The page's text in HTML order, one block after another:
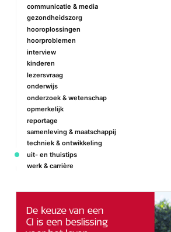
communicatie & media
gezondheidszorg
hooroplossingen
hoorproblemen
interview
kinderen
lezersvraag
onderwijs
onderzoek & wetenschap
opmerkelijk
reportage
samenleving & maatschappij
techniek & ontwikkeling
uit- en thuistips
werk & carrière